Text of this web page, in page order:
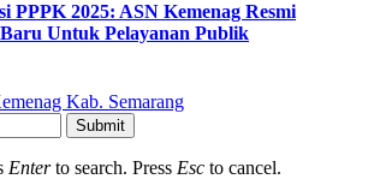
PPPK 2025: ASN Kemenag Resmi
Untuk Pelayanan Publik
Kab. Semarang
Submit
Enterto search. Press Esc to cancel.